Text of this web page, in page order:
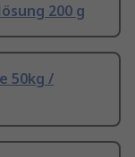
200 g
50kg /